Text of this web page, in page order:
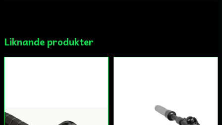
email
Liknande produkter